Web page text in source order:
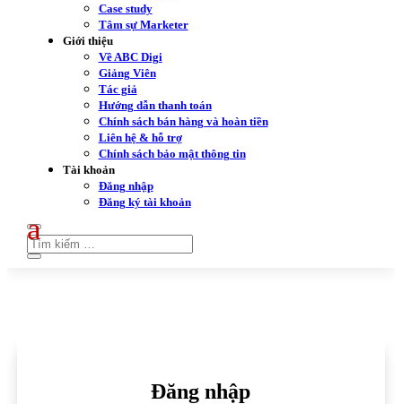
Case study
Tâm sự Marketer
Giới thiệu
Về ABC Digi
Giảng Viên
Tác giả
Hướng dẫn thanh toán
Chính sách bán hàng và hoàn tiền
Liên hệ & hỗ trợ
Chính sách bảo mật thông tin
Tài khoản
Đăng nhập
Đăng ký tài khoản
Đăng nhập